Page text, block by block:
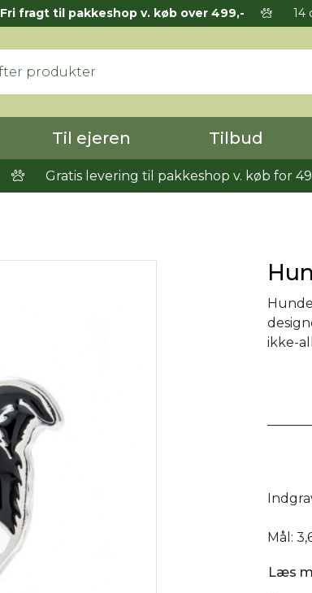
Fri fragt til pakkeshop v. køb over 499,- 14
Til ejeren Tilbud
Gratis levering til pakkeshop v. køb for
ikke-
Mål:
Læs